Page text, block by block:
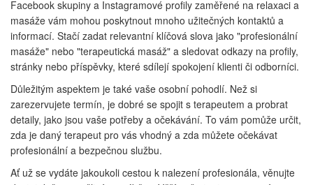
Facebook skupiny a Instagramové profily zaměřené na relaxaci a
masáže vám mohou poskytnout mnoho užitečných kontaktů a
informací. Stačí zadat relevantní klíčová slova jako "profesionální
masáže" nebo "terapeutická masáž" a sledovat odkazy na profily,
stránky nebo příspěvky, které sdílejí spokojení klienti či odborníci.
Důležitým aspektem je také vaše osobní pohodlí. Než si
zarezervujete termín, je dobré se spojit s terapeutem a probrat
detaily, jako jsou vaše potřeby a očekávání. To vám pomůže určit,
zda je daný terapeut pro vás vhodný a zda můžete očekávat
profesionální a bezpečnou službu.
Ať už se vydáte jakoukoli cestou k nalezení profesionála, věnujte